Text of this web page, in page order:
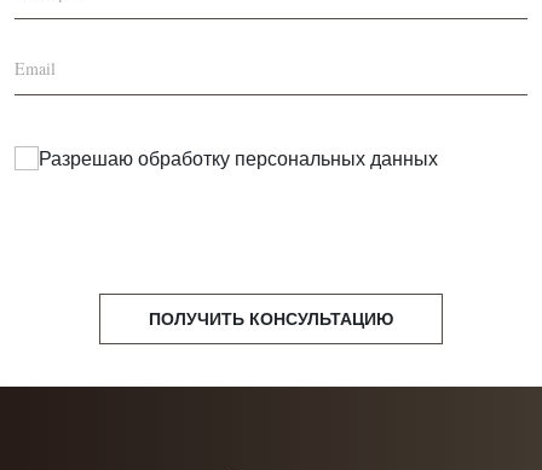
Разрешаю обработку персональных данных
ПОЛУЧИТЬ КОНСУЛЬТАЦИЮ